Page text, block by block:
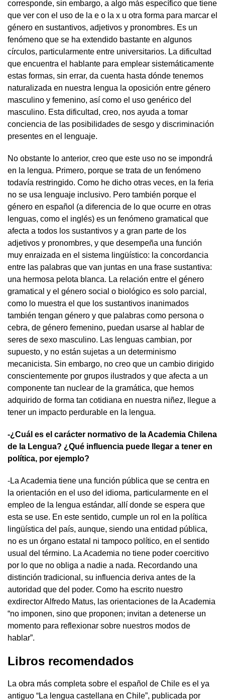
corresponde, sin embargo, a algo más específico que tiene
que ver con el uso de la e o la x u otra forma para marcar el
género en sustantivos, adjetivos y pronombres. Es un
fenómeno que se ha extendido bastante en algunos
círculos, particularmente entre universitarios. La dificultad
que encuentra el hablante para emplear sistemáticamente
estas formas, sin errar, da cuenta hasta dónde tenemos
naturalizada en nuestra lengua la oposición entre género
masculino y femenino, así como el uso genérico del
masculino. Esta dificultad, creo, nos ayuda a tomar
conciencia de las posibilidades de sesgo y discriminación
presentes en el lenguaje.
No obstante lo anterior, creo que este uso no se impondrá
en la lengua. Primero, porque se trata de un fenómeno
todavía restringido. Como he dicho otras veces, en la feria
no se usa lenguaje inclusivo. Pero también porque el
género en español (a diferencia de lo que ocurre en otras
lenguas, como el inglés) es un fenómeno gramatical que
afecta a todos los sustantivos y a gran parte de los
adjetivos y pronombres, y que desempeña una función
muy enraizada en el sistema lingüístico: la concordancia
entre las palabras que van juntas en una frase sustantiva:
una hermosa pelota blanca. La relación entre el género
gramatical y el género social o biológico es solo parcial,
como lo muestra el que los sustantivos inanimados
también tengan género y que palabras como persona o
cebra, de género femenino, puedan usarse al hablar de
seres de sexo masculino. Las lenguas cambian, por
supuesto, y no están sujetas a un determinismo
mecanicista. Sin embargo, no creo que un cambio dirigido
conscientemente por grupos ilustrados y que afecta a un
componente tan nuclear de la gramática, que hemos
adquirido de forma tan cotidiana en nuestra niñez, llegue a
tener un impacto perdurable en la lengua.
-¿Cuál es el carácter normativo de la Academia Chilena
de la Lengua? ¿Qué influencia puede llegar a tener en
política, por ejemplo?
-La Academia tiene una función pública que se centra en
la orientación en el uso del idioma, particularmente en el
empleo de la lengua estándar, allí donde se espera que
esta se use. En este sentido, cumple un rol en la política
lingüística del país, aunque, siendo una entidad pública,
no es un órgano estatal ni tampoco político, en el sentido
usual del término. La Academia no tiene poder coercitivo
por lo que no obliga a nadie a nada. Recordando una
distinción tradicional, su influencia deriva antes de la
autoridad que del poder. Como ha escrito nuestro
exdirector Alfredo Matus, las orientaciones de la Academia
“no imponen, sino que proponen; invitan a detenerse un
momento para reflexionar sobre nuestros modos de
hablar”.
Libros recomendados
La obra más completa sobre el español de Chile es el ya
antiguo “La lengua castellana en Chile”, publicada por